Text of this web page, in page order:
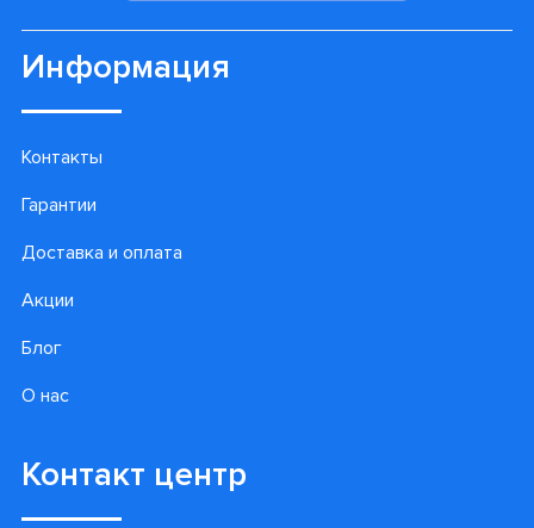
Информация
Контакты
Гарантии
Доставка и оплата
Акции
Блог
О нас
Контакт центр